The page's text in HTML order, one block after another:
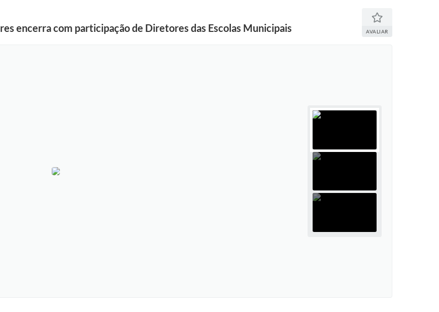
encerra com participação de Diretores das Escolas Municipais AVALIAR